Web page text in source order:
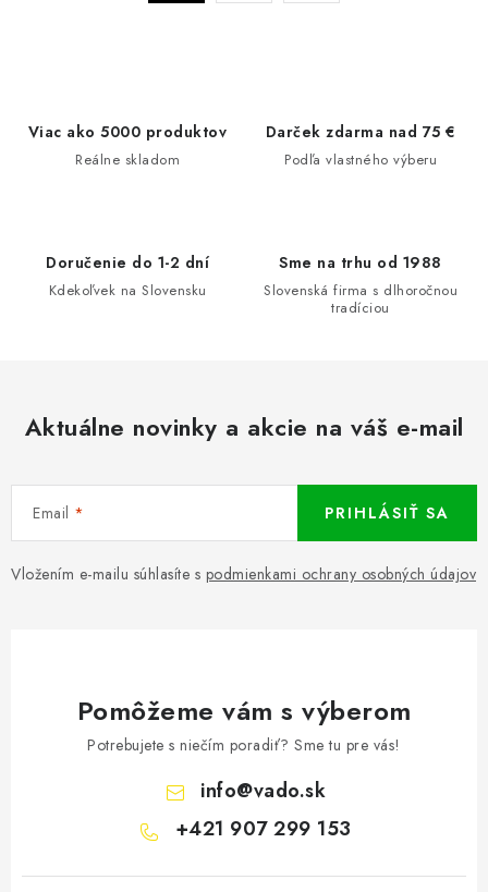
Viac ako 5000 produktov
Reálne skladom
Darček zdarma nad 75 €
Podľa vlastného výberu
Doručenie do 1-2 dní
Kdekoľvek na Slovensku
Sme na trhu od 1988
Slovenská firma s dlhoročnou
tradíciou
Aktuálne novinky a akcie na váš e-mail
Email
Vložením e-mailu súhlasíte s podmienkami ochrany osobných údajov
PRIHLÁSIŤ SA
Pomôžeme vám s výberom
Potrebujete s niečím poradiť? Sme tu pre vás!
info@vado.sk
+421 907 299 153